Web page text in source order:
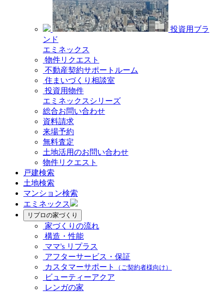
投資用ブラ
ンド
エミネックス
物件リクエスト
不動産契約サポートルーム
住まいづくり相談室
投資用物件
エミネックスシリーズ
総合お問い合わせ
資料請求
来場予約
無料査定
土地活用のお問い合わせ
物件リクエスト
戸建検索
土地検索
マンション検索
エミネックス
リプロの家づくり
家づくりの流れ
構造・性能
ママ's リプラス
アフターサービス・保証
カスタマーサポート
（ご契約者様向け）
ビューティーアクア
レンガの家